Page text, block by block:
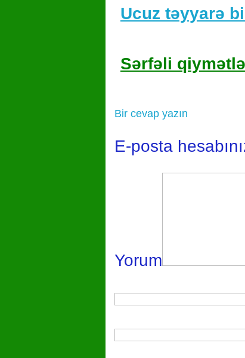
Ucuz təyyarə
Sərfəli
Bir cevap yazın
E-posta
Yorum